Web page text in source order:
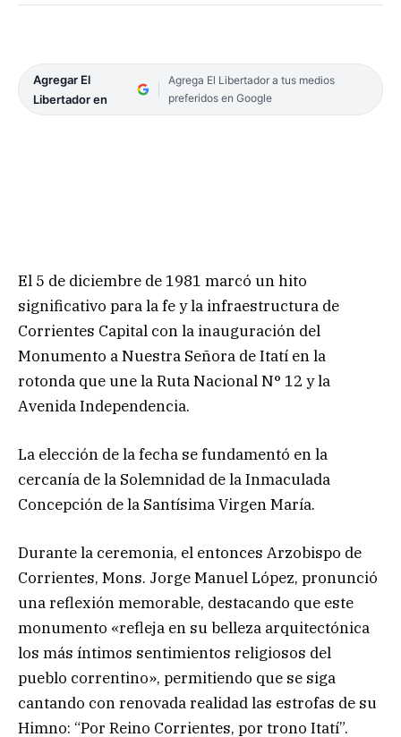
Agregar El
Libertador en
Agrega El Libertador a tus medios
preferidos en Google
​El 5 de diciembre de 1981 marcó un hito
significativo para la fe y la infraestructura de
Corrientes Capital con la inauguración del
Monumento a Nuestra Señora de Itatí en la
rotonda que une la Ruta Nacional N° 12 y la
Avenida Independencia.
​La elección de la fecha se fundamentó en la
cercanía de la Solemnidad de la Inmaculada
Concepción de la Santísima Virgen María.
​Durante la ceremonia, el entonces Arzobispo de
Corrientes, Mons. Jorge Manuel López, pronunció
una reflexión memorable, destacando que este
monumento «refleja en su belleza arquitectónica
los más íntimos sentimientos religiosos del
pueblo correntino», permitiendo que se siga
cantando con renovada realidad las estrofas de su
Himno: “Por Reino Corrientes, por trono Itatí”.